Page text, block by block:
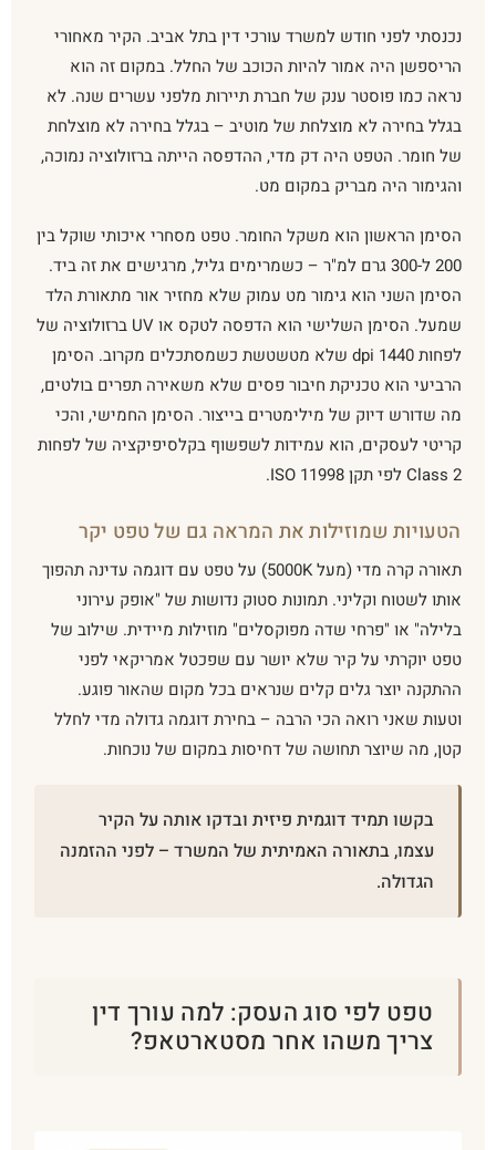
נכנסתי לפני חודש למשרד עורכי דין בתל אביב. הקיר מאחורי
הריספשן היה אמור להיות הכוכב של החלל. במקום זה הוא
נראה כמו פוסטר ענק של חברת תיירות מלפני עשרים שנה. לא
בגלל בחירה לא מוצלחת של מוטיב – בגלל בחירה לא מוצלחת
של חומר. הטפט היה דק מדי, ההדפסה הייתה ברזולוציה נמוכה,
והגימור היה מבריק במקום מט.
הסימן הראשון הוא משקל החומר. טפט מסחרי איכותי שוקל בין
200 ל-300 גרם למ"ר – כשמרימים גליל, מרגישים את זה ביד.
הסימן השני הוא גימור מט עמוק שלא מחזיר אור מתאורת הלד
שמעל. הסימן השלישי הוא הדפסה לטקס או UV ברזולוציה של
לפחות 1440 dpi שלא מטשטשת כשמסתכלים מקרוב. הסימן
הרביעי הוא טכניקת חיבור פסים שלא משאירה תפרים בולטים,
מה שדורש דיוק של מילימטרים בייצור. הסימן החמישי, והכי
קריטי לעסקים, הוא עמידות לשפשוף בקלסיפיקציה של לפחות
Class 2 לפי תקן ISO 11998.
הטעויות שמוזילות את המראה גם של טפט יקר
תאורה קרה מדי (מעל 5000K) על טפט עם דוגמה עדינה תהפוך
אותו לשטוח וקליני. תמונות סטוק נדושות של "אופק עירוני
בלילה" או "פרחי שדה מפוקסלים" מוזילות מיידית. שילוב של
טפט יוקרתי על קיר שלא יושר עם שפכטל אמריקאי לפני
ההתקנה יוצר גלים קלים שנראים בכל מקום שהאור פוגע.
וטעות שאני רואה הכי הרבה – בחירת דוגמה גדולה מדי לחלל
קטן, מה שיוצר תחושה של דחיסות במקום של נוכחות.
בקשו תמיד דוגמית פיזית ובדקו אותה על הקיר
עצמו, בתאורה האמיתית של המשרד – לפני ההזמנה
הגדולה.
טפט לפי סוג העסק: למה עורך דין
צריך משהו אחר מסטארטאפ?